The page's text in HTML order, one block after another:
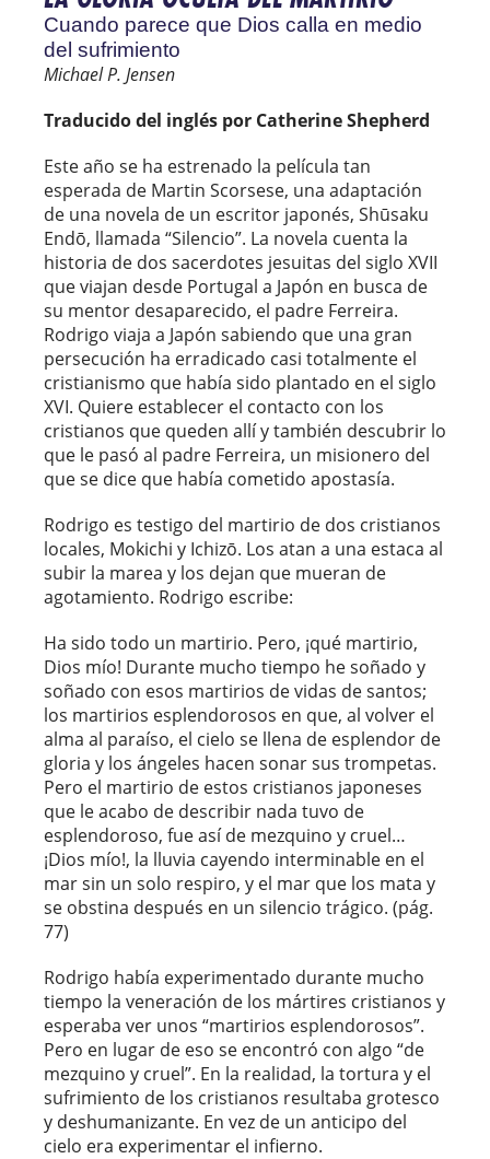
Cuando parece que Dios calla en medio
del sufrimiento
Michael P. Jensen
Traducido del inglés por Catherine Shepherd
Este año se ha estrenado la película tan
esperada de Martin Scorsese, una adaptación
de una novela de un escritor japonés, Shūsaku
Endō, llamada “Silencio”. La novela cuenta la
historia de dos sacerdotes jesuitas del siglo XVII
que viajan desde Portugal a Japón en busca de
su mentor desaparecido, el padre Ferreira.
Rodrigo viaja a Japón sabiendo que una gran
persecución ha erradicado casi totalmente el
cristianismo que había sido plantado en el siglo
XVI. Quiere establecer el contacto con los
cristianos que queden allí y también descubrir lo
que le pasó al padre Ferreira, un misionero del
que se dice que había cometido apostasía.
Rodrigo es testigo del martirio de dos cristianos
locales, Mokichi y Ichizō. Los atan a una estaca al
subir la marea y los dejan que mueran de
agotamiento. Rodrigo escribe:
Ha sido todo un martirio. Pero, ¡qué martirio,
Dios mío! Durante mucho tiempo he soñado y
soñado con esos martirios de vidas de santos;
los martirios esplendorosos en que, al volver el
alma al paraíso, el cielo se llena de esplendor de
gloria y los ángeles hacen sonar sus trompetas.
Pero el martirio de estos cristianos japoneses
que le acabo de describir nada tuvo de
esplendoroso, fue así de mezquino y cruel…
¡Dios mío!, la lluvia cayendo interminable en el
mar sin un solo respiro, y el mar que los mata y
se obstina después en un silencio trágico. (pág.
77)
Rodrigo había experimentado durante mucho
tiempo la veneración de los mártires cristianos y
esperaba ver unos “martirios esplendorosos”.
Pero en lugar de eso se encontró con algo “de
mezquino y cruel”. En la realidad, la tortura y el
sufrimiento de los cristianos resultaba grotesco
y deshumanizante. En vez de un anticipo del
cielo era experimentar el infierno.